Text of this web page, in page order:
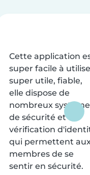
Cette application
super facile à
super utile, fiable,
elle dispose de
nombreux
de sécurité et de
vérification
qui permettent
membres de se
sentir en sécurité.